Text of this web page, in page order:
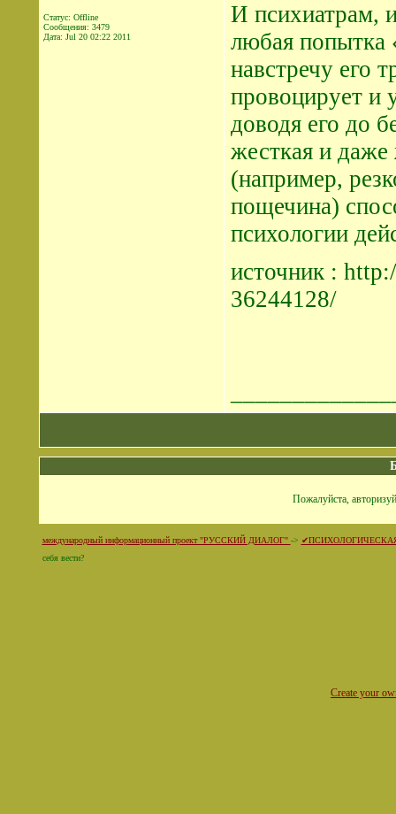
Статус: Offline
Сообщения: 3479
Дата: Jul 20 02:22 2011
И психиатрам,
любая попытка
навстречу его
провоцирует и
доводя его до
жесткая и даже
(например,
пощечина)
психологии
источник :
36244128/
Пожалуйста,
международный информационный проект "РУССКИЙ ДИАЛОГ" ->
себя вести?
Create your